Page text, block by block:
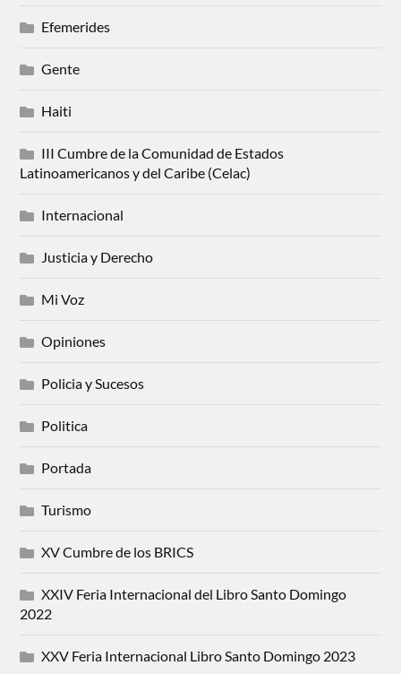
Efemerides
Gente
Haiti
III Cumbre de la Comunidad de Estados
Latinoamericanos y del Caribe (Celac)
Internacional
Justicia y Derecho
Mi Voz
Opiniones
Policia y Sucesos
Politica
Portada
Turismo
XV Cumbre de los BRICS
XXIV Feria Internacional del Libro Santo Domingo
2022
XXV Feria Internacional Libro Santo Domingo 2023